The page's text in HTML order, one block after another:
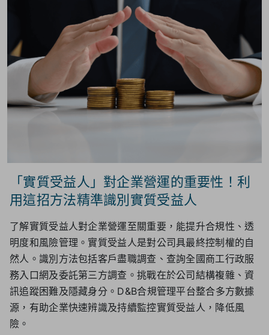
「實質受益人」對企業營運的重要性！利
用這招方法精準識別實質受益人
了解實質受益人對企業營運至關重要，能提升合規性、透
明度和風險管理。實質受益人是對公司具最終控制權的自
然人。識別方法包括客戶盡職調查、查詢全國商工行政服
務入口網及委託第三方調查。挑戰在於公司結構複雜、資
訊追蹤困難及隱藏身分。D&B合規管理平台整合多方數據
源，有助企業快速辨識及持續監控實質受益人，降低風
險。